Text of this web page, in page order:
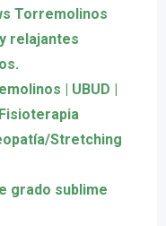
Torremolinos
relajantes
| UBUD |
Stretching
grado sublime